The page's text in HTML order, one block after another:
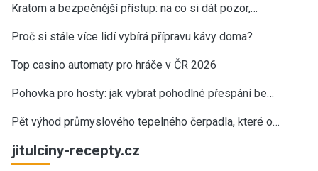
Kratom a bezpečnější přístup: na co si dát pozor,…
Proč si stále více lidí vybírá přípravu kávy doma?
Top casino automaty pro hráče v ČR 2026
Pohovka pro hosty: jak vybrat pohodlné přespání be…
Pět výhod průmyslového tepelného čerpadla, které o…
jitulciny-recepty.cz